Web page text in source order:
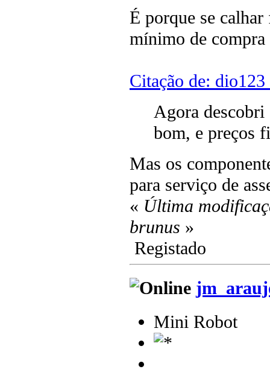
É porque se
mínimo de compra
Citação de:
Agora descobri
bom, e preços
Mas os
para serviço de
« Última
brunus »
Registado
Mini Robot